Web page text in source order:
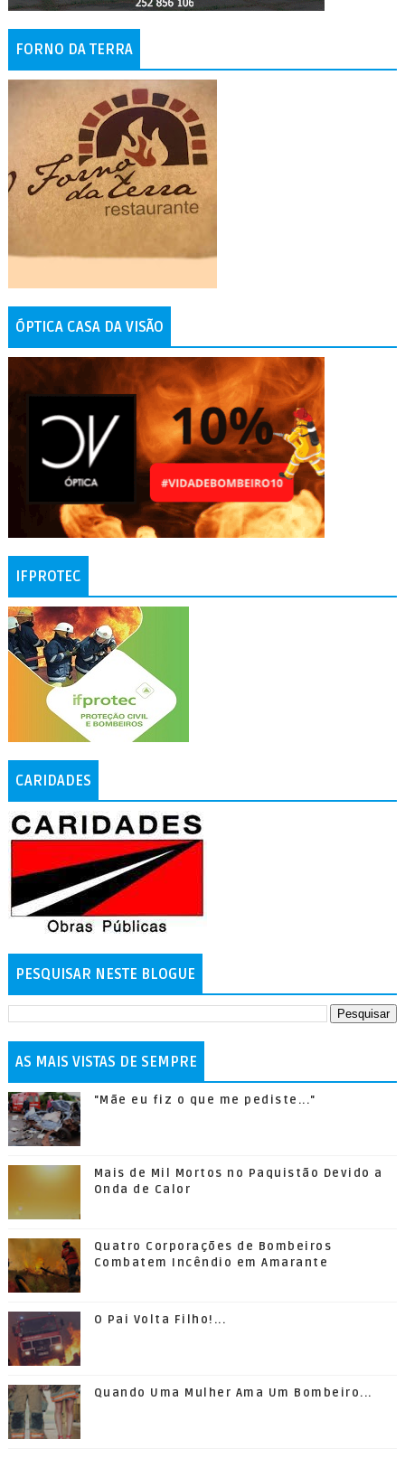
FORNO DA TERRA
ÓPTICA CASA DA VISÃO
IFPROTEC
CARIDADES
PESQUISAR NESTE BLOGUE
AS MAIS VISTAS DE SEMPRE
"Mãe eu fiz o que me pediste..."
Mais de Mil Mortos no Paquistão Devido a
Onda de Calor
Quatro Corporações de Bombeiros
Combatem Incêndio em Amarante
O Pai Volta Filho!...
Quando Uma Mulher Ama Um Bombeiro...